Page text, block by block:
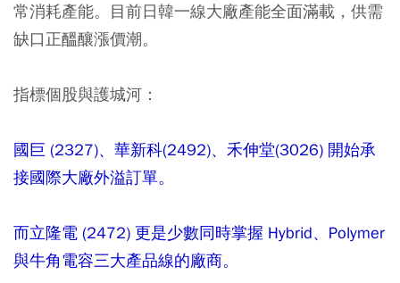
常消耗產能。目前日韓一線大廠產能全面滿載，供需
缺口正醞釀漲價潮。
指標個股與護城河：
國巨 (2327)、華新科(2492)、禾伸堂(3026) 開始承
接國際大廠外溢訂單。
而立隆電 (2472) 更是少數同時掌握 Hybrid、Polymer
與牛角電容三大產品線的廠商。